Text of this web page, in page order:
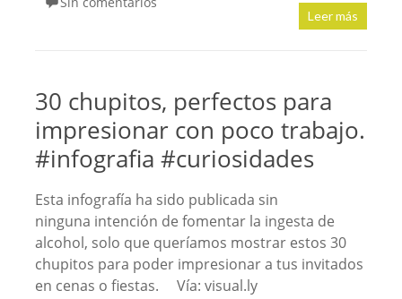
Leer más
30 chupitos, perfectos para
impresionar con poco trabajo.
#infografia #curiosidades
Esta infografía ha sido publicada sin
ninguna intención de fomentar la ingesta de
alcohol, solo que queríamos mostrar estos 30
chupitos para poder impresionar a tus invitados
en cenas o fiestas. Vía: visual.ly